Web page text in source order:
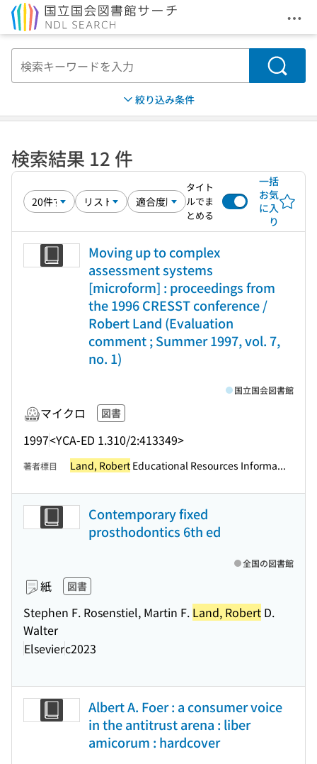
メ
検索
絞り込み条件
検索結果 12 件
タイト
ルでま
とめる
一括
お気
に入
り
Moving up to complex
assessment systems
[microform] : proceedings from
the 1996 CRESST conference /
Robert Land (Evaluation
comment ; Summer 1997, vol. 7,
no. 1)
マイクロ 図書
1997<YCA-ED 1.310/2:413349>
国立国会図書館
著者標目 Land, Robert Educational Resources Informa...
Contemporary fixed
prosthodontics 6th ed
紙 図書
Stephen F. Rosenstiel, Martin F. Land, Robert D.
Walter
Elsevierc2023
全国の図書館
Albert A. Foer : a consumer voice
in the antitrust arena : liber
amicorum : hardcover